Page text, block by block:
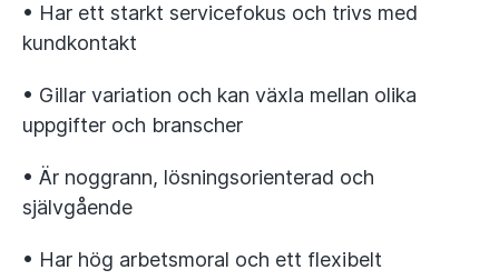
• Har ett starkt servicefokus och trivs med
kundkontakt
• Gillar variation och kan växla mellan olika
uppgifter och branscher
• Är noggrann, lösningsorienterad och
självgående
• Har hög arbetsmoral och ett flexibelt